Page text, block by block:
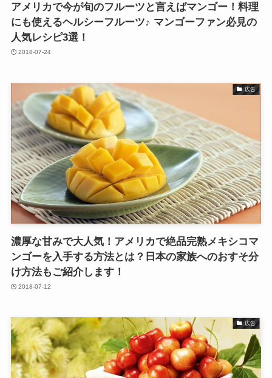
アメリカで今が旬のフルーツと言えばマンゴー！料理
にも使えるヘルシーフルーツ♪ マンゴーファン必見の
人気レシピ3選！
2018-07-24
広告
濃厚な甘みで大人気！アメリカで絶品完熟メキシコマ
ンゴーを入手する方法とは？日本の家族へのおすそ分
け方法もご紹介します！
2018-07-12
広告